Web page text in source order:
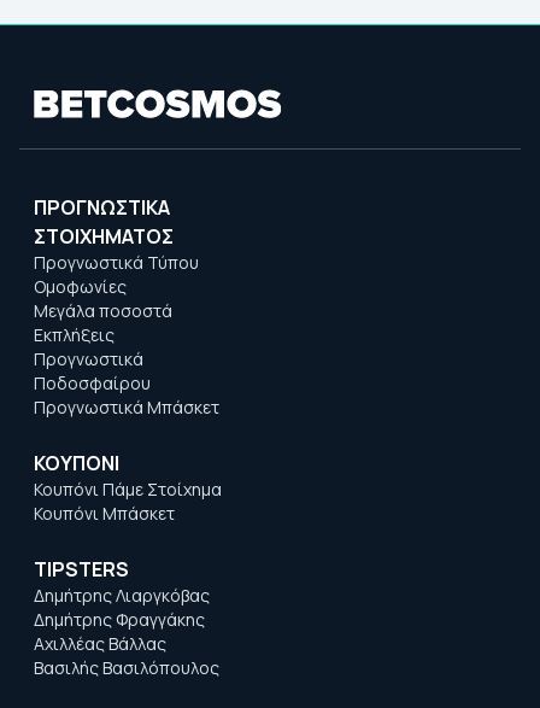
ΠΡΟΓΝΩΣΤΙΚΑ
ΣΤΟΙΧΗΜΑΤΟΣ
Προγνωστικά Τύπου
Ομοφωνίες
Μεγάλα ποσοστά
Εκπλήξεις
Προγνωστικά
Ποδοσφαίρου
Προγνωστικά Μπάσκετ
ΚΟΥΠΟΝΙ
Κουπόνι Πάμε Στοίχημα
Κουπόνι Μπάσκετ
TIPSTERS
Δημήτρης Λιαργκόβας
Δημήτρης Φραγγάκης
Αχιλλέας Βάλλας
Βασιλής Βασιλόπουλος